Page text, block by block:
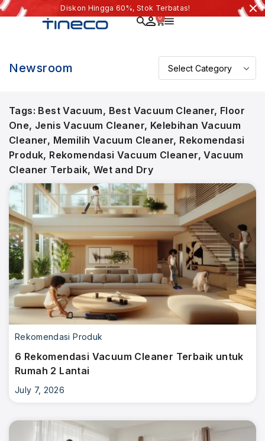
Diskon Hingga 60%, Stok Terbatas!
0
Newsroom
Tags: Best Vacuum, Best Vacuum Cleaner, Floor
One, Jenis Vacuum Cleaner, Kelebihan Vacuum
Cleaner, Memilih Vacuum Cleaner, Rekomendasi
Produk, Rekomendasi Vacuum Cleaner,Vacuum
Cleaner Terbaik, Wet and Dry
Rekomendasi Produk
6 Rekomendasi Vacuum Cleaner Terbaik untuk
Rumah 2 Lantai
July 7, 2026